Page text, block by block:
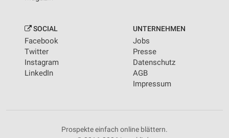
SOCIAL
Facebook
Twitter
Instagram
LinkedIn
UNTERNEHMEN
Jobs
Presse
Datenschutz
AGB
Impressum
Prospekte einfach online blättern.